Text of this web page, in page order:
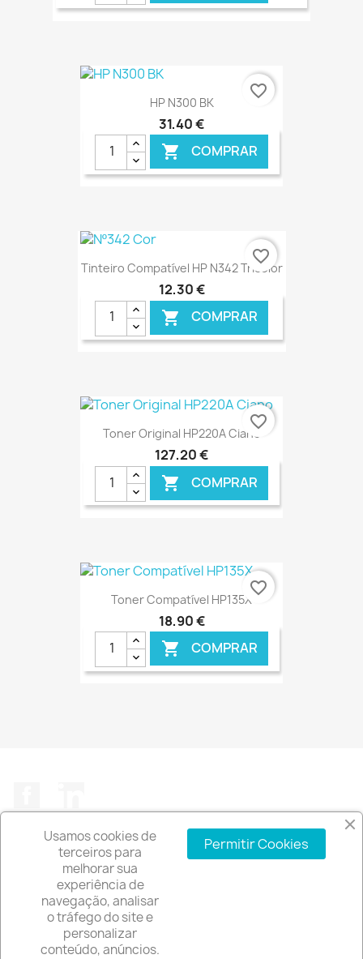
€ ONLINE
HP N300 BK
31,40 €
 COMPRAR
€ ONLINE
favorite_border
Tinteiro Compatível HP N342 Tricolor
12,30 €
 COMPRAR
€ ONLINE
favorite_border
Toner Original HP220A Ciano
127,20 €
 COMPRAR
€ ONLINE
favorite_border
Toner Compatível HP135X
18,90 €
 COMPRAR
favorite_border
A EMPRESA
INFORMAÇÃO DA LOJA
Usamos cookies de
terceiros para
melhorar sua
experiência de
navegação, analisar
o tráfego do site e
personalizar
conteúdo, anúncios.
Permitir Cookies